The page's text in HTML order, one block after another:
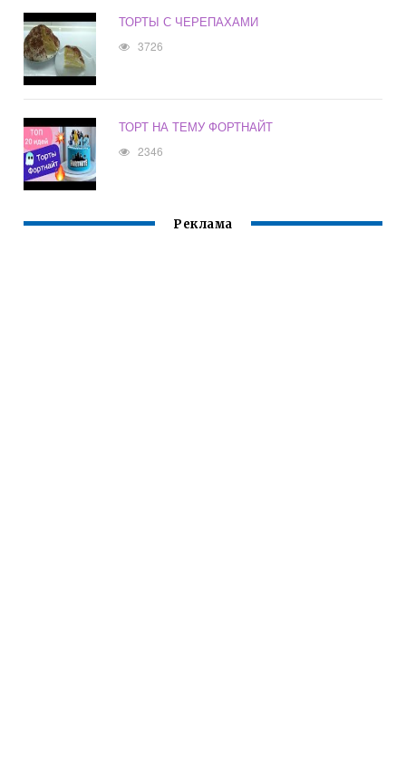
ТОРТЫ С ЧЕРЕПАХАМИ
3726
ТОРТ НА ТЕМУ ФОРТНАЙТ
2346
Реклама